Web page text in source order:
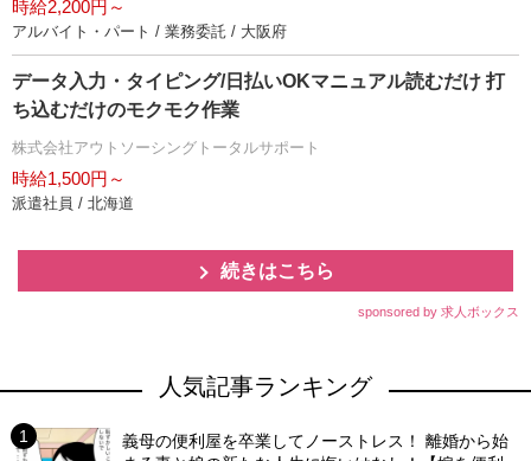
時給2,200円～
アルバイト・パート / 業務委託 / 大阪府
データ入力・タイピング/日払いOKマニュアル読むだけ 打
ち込むだけのモクモク作業
株式会社アウトソーシングトータルサポート
時給1,500円～
派遣社員 / 北海道
続きはこちら
sponsored by 求人ボックス
人気記事ランキング
義母の便利屋を卒業してノーストレス！ 離婚から始